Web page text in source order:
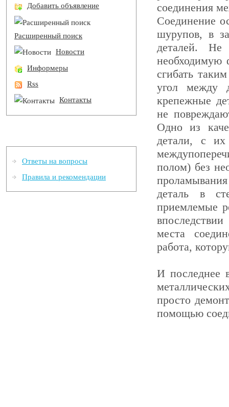
соединения
Соединение
шурупов, в
деталей. Не
необходимую
сгибать
угол между
крепежные
не
Одно из
детали, с
полом) без
деталь в
приемлемые
места
работа,
И последнее
просто
помощью
Добавить объявление
Расширенный поиск
Новости
Информеры
Rss
Контакты
Ответы на вопросы
Правила и рекомендации